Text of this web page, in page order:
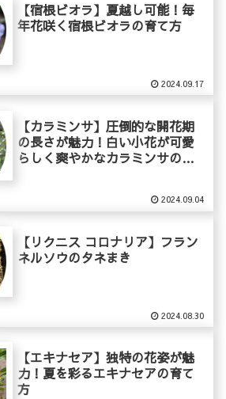
【宿根ビオラ】夏越し可能！毎
年花咲く宿根ビオラの育て方
2024.09.17
【カラミンサ】圧倒的な開花期
の長さが魅力！白い小花が可愛
らしく爽やかなカラミンサの育
2024.09.04
【リクニス コロナリア】フラン
ネルソウのタネまき
2024.08.30
【エキナセア】独特の花姿が魅
力！夏を彩るエキナセアの育て
方